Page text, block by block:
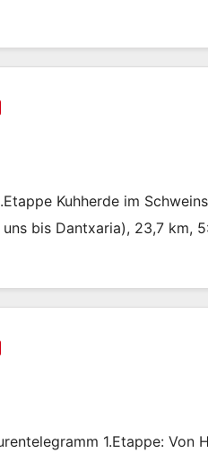
Kuhherde im
bis Dantxaria), 23,7 km,
1.Etappe: Von